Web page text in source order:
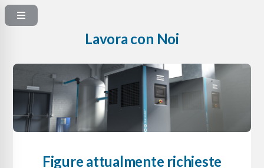
Lavora con Noi
Figure attualmente richieste